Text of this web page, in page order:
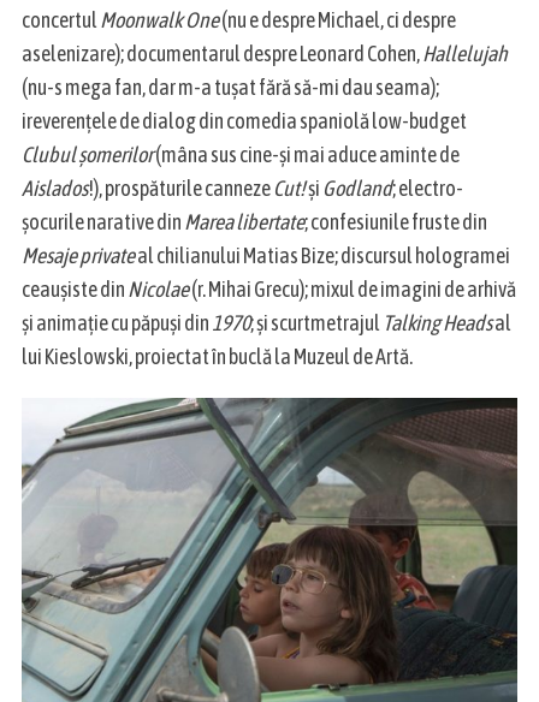
concertulMoonwalk One(nu e despre Michael, ci despre
aselenizare); documentarul despre Leonard Cohen,Hallelujah
(nu-s mega fan, dar m-a tușat fără să-mi dau seama);
ireverențele de dialog din comedia spaniolă low-budget
Clubul șomerilor(mâna sus cine-și mai aduce aminte de
Aislados!), prospăturile cannezeCut!și Godland; electro-
șocurile narative dinMarea libertate; confesiunile fruste din
Mesaje privateal chilianului Matias Bize; discursul hologramei
ceaușiste dinNicolae(r. Mihai Grecu); mixul de imagini de arhivă
și animație cu păpuși din1970; și scurtmetrajul Talking Headsal
lui Kieslowski, proiectat în buclă la Muzeul de Artă.